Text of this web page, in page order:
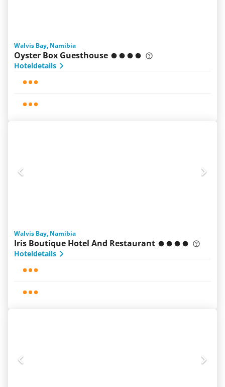
Walvis Bay, Namibia
Oyster Box Guesthouse
Hoteldetails
Walvis Bay, Namibia
Iris Boutique Hotel And Restaurant
Hoteldetails